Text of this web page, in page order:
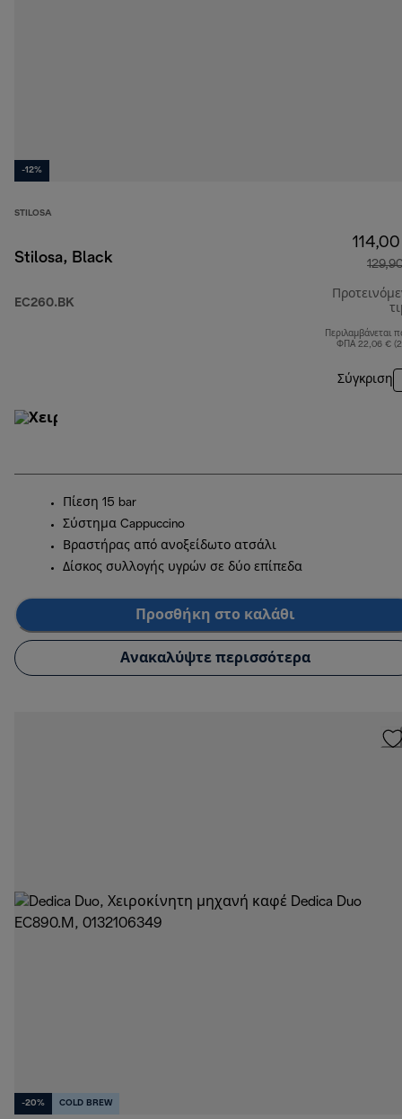
-12%
STILOSA
Stilosa, Black
EC260.BK
Περιλαμβάνεται
ΦΠΑ 22,06 €
Σύγκριση
Πίεση 15 bar
Σύστημα Cappuccino
Βραστήρας από ανοξείδωτο ατσάλι
Δίσκος συλλογής υγρών σε δύο επίπεδα
Προσθήκη στο καλάθι
Ανακαλύψτε περισσότερα
-20% COLD BREW